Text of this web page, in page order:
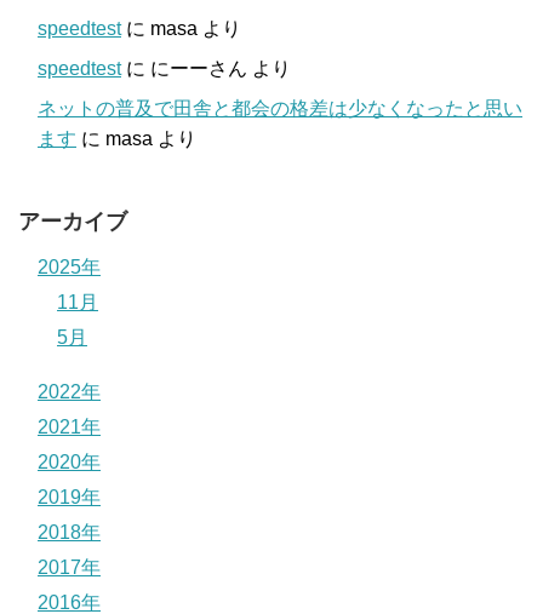
speedtestに masa より
speedtestに にーーさん より
ネットの普及で田舎と都会の格差は少なくなったと思い
ます に masa より
アーカイブ
2025年
11月
5月
2022年
2021年
2020年
2019年
2018年
2017年
2016年